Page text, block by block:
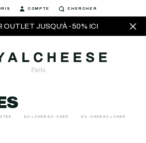
OUTLET JUSQU'À -50% ICI
COMPTE CHERCHER
DU + CHER AU - CHER DU - CHER AU + CHER